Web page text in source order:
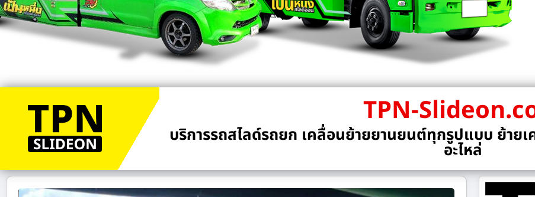
TPN-
บริการรถสไลด์รถยก เคลื่อนย้ายยานยนต์ทุกรูปแบบ ย้าย
อะไหล่